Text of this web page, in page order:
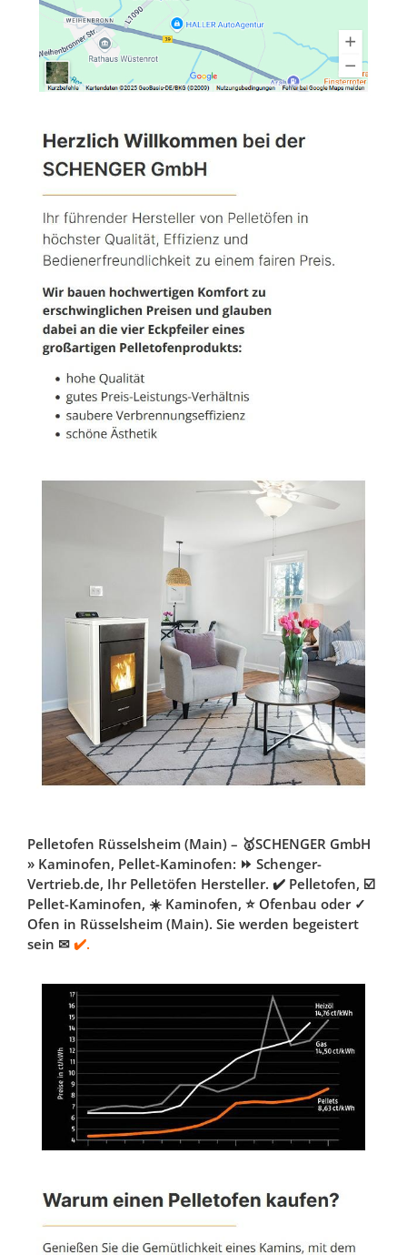
Pelletofen Rüsselsheim (Main) – 🥇SCHENGER GmbH
» Kaminofen, Pellet-Kaminofen: ⏩ Schenger-
Vertrieb.de, Ihr Pelletöfen Hersteller. ✔️ Pelletofen, ☑️
Pellet-Kaminofen, ☀️ Kaminofen, ⭐ Ofenbau oder ✓
Ofen in Rüsselsheim (Main). Sie werden begeistert
sein ✉ ✔️.